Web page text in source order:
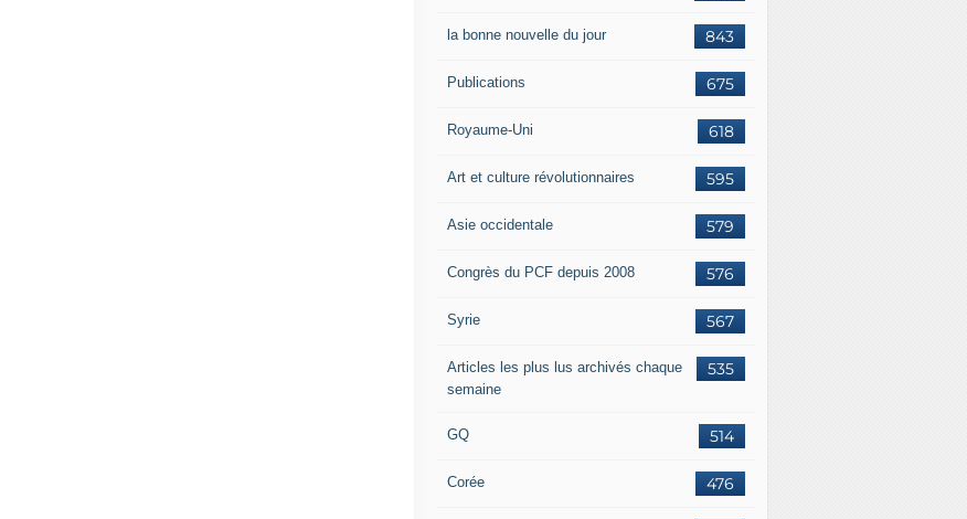
843
la bonne nouvelle du jour
675
Publications
618
Royaume-Uni
595
Art et culture révolutionnaires
579
Asie occidentale
576
Congrès du PCF depuis 2008
567
Syrie
535
Articles les plus lus archivés chaque
semaine
514
GQ
476
Corée